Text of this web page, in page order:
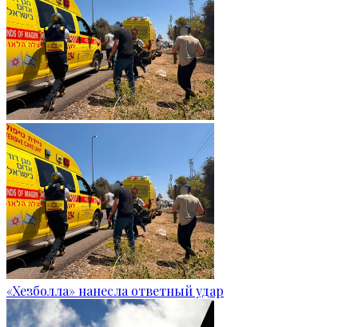
«Хезболла» нанесла ответный удар